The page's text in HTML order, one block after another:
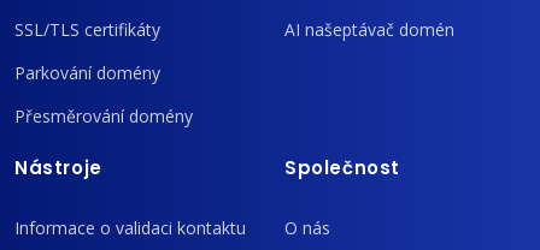
SSL/TLS certifikáty
Parkování domény
Přesměrování domény
AI našeptávač domén
Nástroje
Informace o validaci kontaktu
Společnost
O nás